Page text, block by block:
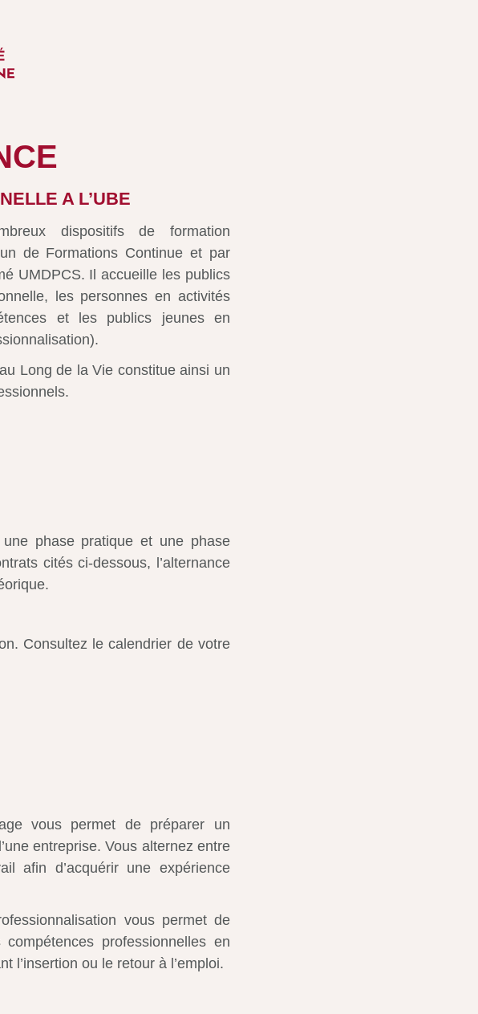
A L’UBE
dispositifs de formation
de Formations Continue et par
UMDPCS. Il accueille les publics
les personnes en activités
et les publics jeunes en
Long de la Vie constitue ainsi un
phase pratique et une phase
cités ci-dessous, l’alternance
Consultez le calendrier de votre
vous permet de préparer un
entreprise. Vous alternez entre
afin d’acquérir une expérience
vous permet de
professionnelles en
l’insertion ou le retour à l’emploi.